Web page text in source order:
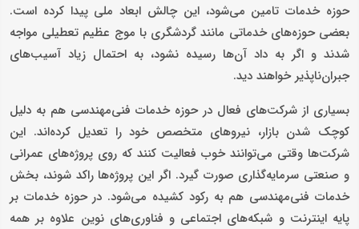
حوزه خدمات تامین می‌شود، این چالش ابعاد ملی پیدا کرده است.
بعضی حوزه‌های خدماتی مانند گردشگری با موج عظیم تعطیلی مواجه
شدند و اگر به داد آن‌ها رسیده نشود، به احتمال زیاد آسیب‌های
جبران‌ناپذیر خواهند دید.
بسیاری از شرکت‌های فعال در حوزه خدمات فنی‌مهندسی هم به دلیل
کوچک شدن بازار، نیروهای متخصص خود را تعدیل کرده‌اند. این
شرکت‌ها وقتی می‌توانند خوب فعالیت کنند که روی پروژه‌های عمرانی
و صنعتی سرمایه‌گذاری صورت گیرد. اگر این پروژه‌ها راکد شوند، بخش
خدمات فنی‌مهندسی هم به رکود کشیده می‌شود. در حوزه خدمات بر
پایه اینترنت و شبکه‌های اجتماعی و فناوری‌‌های نوین علاوه بر همه